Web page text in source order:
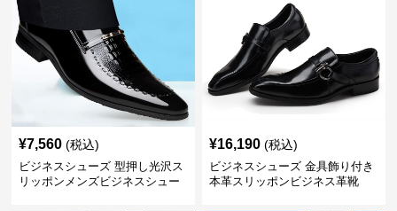
¥7,560 (税込)
ビジネスシューズ 型押し光沢ス
リッポンメンズビジネスシュー
¥16,190 (税込)
ビジネスシューズ 金具飾り付き
本革スリッポンビジネス革靴